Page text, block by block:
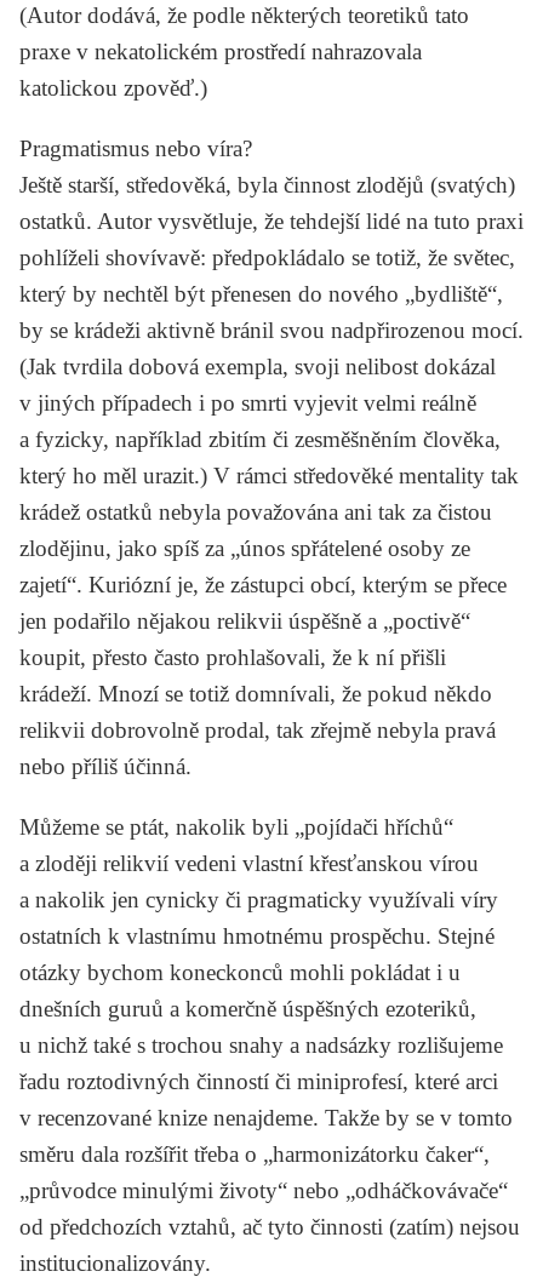
(Autor dodává, že podle některých teoretiků tato
praxe v nekatolickém prostředí nahrazovala
katolickou zpověď.)
Pragmatismus nebo víra?
Ještě starší, středověká, byla činnost zlodějů (svatých)
ostatků. Autor vysvětluje, že tehdejší lidé na tuto praxi
pohlíželi shovívavě: předpokládalo se totiž, že světec,
který by nechtěl být přenesen do nového „bydliště“,
by se krádeži aktivně bránil svou nadpřirozenou mocí.
(Jak tvrdila dobová exempla, svoji nelibost dokázal
v jiných případech i po smrti vyjevit velmi reálně
a fyzicky, například zbitím či zesměšněním člověka,
který ho měl urazit.) V rámci středověké mentality tak
krádež ostatků nebyla považována ani tak za čistou
zlodějinu, jako spíš za „únos spřátelené osoby ze
zajetí“. Kuriózní je, že zástupci obcí, kterým se přece
jen podařilo nějakou relikvii úspěšně a „poctivě“
koupit, přesto často prohlašovali, že k ní přišli
krádeží. Mnozí se totiž domnívali, že pokud někdo
relikvii dobrovolně prodal, tak zřejmě nebyla pravá
nebo příliš účinná.
Můžeme se ptát, nakolik byli „pojídači hříchů“
a zloději relikvií vedeni vlastní křesťanskou vírou
a nakolik jen cynicky či pragmaticky využívali víry
ostatních k vlastnímu hmotnému prospěchu. Stejné
otázky bychom koneckonců mohli pokládat i u
dnešních guruů a komerčně úspěšných ezoteriků,
u nichž také s trochou snahy a nadsázky rozlišujeme
řadu roztodivných činností či miniprofesí, které arci
v recenzované knize nenajdeme. Takže by se v tomto
směru dala rozšířit třeba o „harmonizátorku čaker“,
„průvodce minulými životy“ nebo „odháčkovávače“
od předchozích vztahů, ač tyto činnosti (zatím) nejsou
institucionalizovány.